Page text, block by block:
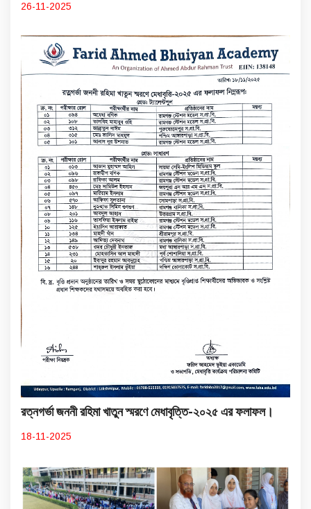
26-11-2025
রত্নগর্ভা জননী রহিমা খাতুন স্মরণে মেধাবৃত্তি-২০২৫ এর ফলাফল।
18-11-2025